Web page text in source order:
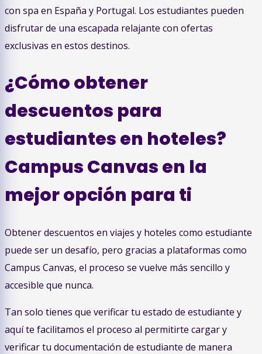
con spa en España y Portugal. Los estudiantes pueden
disfrutar de una escapada relajante con ofertas
exclusivas en estos destinos.
¿Cómo obtener
descuentos para
estudiantes en hoteles?
Campus Canvas en la
mejor opción para ti
Obtener descuentos en viajes y hoteles como estudiante
puede ser un desafío, pero gracias a plataformas como
Campus Canvas, el proceso se vuelve más sencillo y
accesible que nunca.
Tan solo tienes que verificar tu estado de estudiante y
aquí te facilitamos el proceso al permitirte cargar y
verificar tu documentación de estudiante de manera